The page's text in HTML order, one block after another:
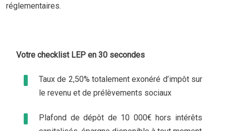
réglementaires.
Votre checklist LEP en 30 secondes
Taux de 2,50% totalement exonéré d’impôt sur
le revenu et de prélèvements sociaux
Plafond de dépôt de 10 000€ hors intérêts